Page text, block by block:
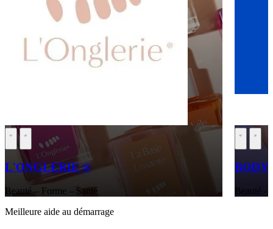
L'ONGLERIE ®
Beauté – Forme – Santé
Meilleure aide au démarrage
BODY
Beauté –